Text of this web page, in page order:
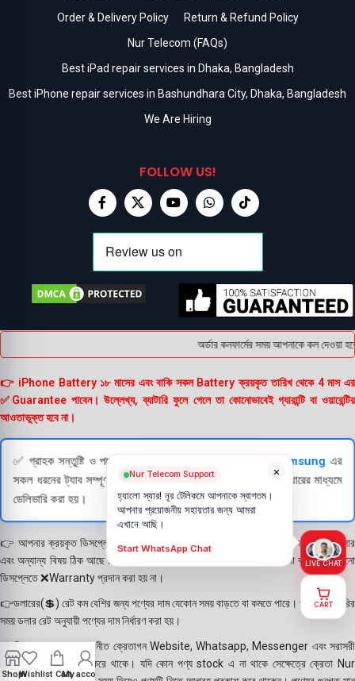
Order & Delivery Policy
Return & Refund Policy
Nur Telecom (FAQs)
Best iPad repair services in Dhaka, Bangladesh
Best iPhone repair services in Bashundhara City, Dhaka, Bangladesh
We Are Hiring
FOLLOW US!
অর্ডার কনফার্মের সময় আপনাকে কল দেওয়া
👉 iPhone Battery ১৮ মাসের এবং বাকি সকল Battery ক্রয়কৃত তারিখ থেকে 4 মাস এর
✅Guarantee পাবেন। উল্লেখ্য, ব্যাটারি ফুলে গেলে তা কোনোভাবেই গ্যারান্টি বা ওয়ারেন্টির
আওতাভুক্ত হবে না।
✅ গ্রাহক সন্তুষ্টি ও পণ্যের স্বচ্ছতা নিশ্চিত করতে Samsung এর
সকল ধরনের ট্যাব সম্পূর্ণরূপে যাচাই (Check) করার পরই বিক্রি ও কুরিয়ারের মাধ্যমে
ডেলিভারি করা হয়।
👉 আপনার ক্রয়কৃত ডিসপ্লে স্থায়ী ভাবে লাগানোর আগে মোবাইলে লাগিয়ে চেক করে নিবেন কালার
এবং অন্যান্য বিষয় ঠিক আছে কিনা। শতভাগ নিশ্চিত হয়ে পলি তুলবেন। পলি তোলা বা আঠা লাগানো
ডিসপ্লেতে ❌Warranty প্রদান করা হয় না।
👉ডলারের(💲) রেট কম বেশির জন্য পণ্যের দাম যেকোন সময় বাড়তে বা কমতে পারে। পণ্য ডেলিভারির
সময় ডলার রেট অনুযায়ী পণ্যের দাম নির্ধারণ করা হয়।
👉বিঃ দ্রঃ- আমাদের সম্মানীত ক্রেতাগন Website, Whatsapp, Messenger এবং সরাসরী
ফোন করে পণ্য Order করে থাকে। যদি কোন পণ্য stock এ না থাকে সেক্ষেত্রে ক্রেতা Nur
ShopWishlist CartMy account
×
Nur Telecom Support
হ্যালো স্যার! নূর টেলিকমে আপনাকে স্বাগতম।
আপনার প্রয়োজনীয় সহায়তার জন্য আমরা
এখানে আছি।
Start WhatsApp Chat
LIVE CHAT
CART